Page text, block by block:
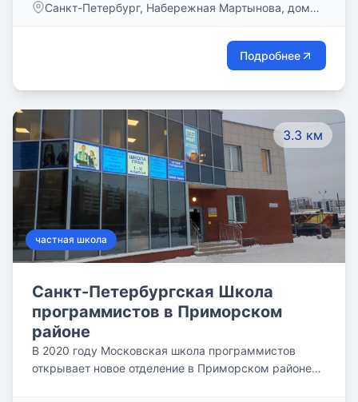
отношение к каждому ребёнку.
Санкт-Петербург, Набережная Мартынова, дом
Подробнее
3.3 км
частная школа
Санкт-Петербургская Школа
программистов в Приморском
районе
В 2020 году Московская школа программистов
открывает новое отделение в Приморском районе